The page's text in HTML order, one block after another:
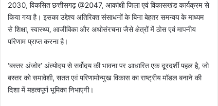
2030, विकसित छत्तीसगढ़ @2047, आकांक्षी जिला एवं विकासखंड कार्यक्रम से
किया गया है। इसका उद्देश्य अतिरिक्त संसाधनों के बिना बेहतर समन्वय के माध्यम
से शिक्षा, स्वास्थ्य, आजीविका और अधोसंरचना जैसे क्षेत्रों में ठोस एवं मापनीय
परिणाम प्राप्त करना है।
‘बस्तर अंजोर’ अंत्योदय से सर्वोदय की भावना पर आधारित एक दूरदर्शी पहल है, जो
बस्तर को समावेशी, सतत एवं परिणामोन्मुख विकास का राष्ट्रीय मॉडल बनाने की
दिशा में महत्वपूर्ण भूमिका निभाएगी।